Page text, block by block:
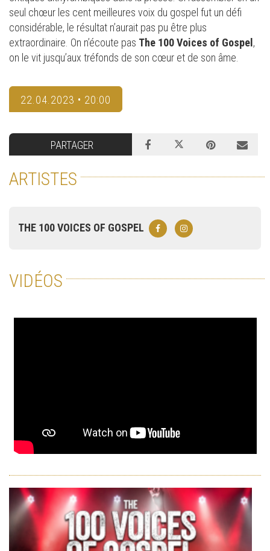
seul chœur les cent meilleures voix du gospel fut un défi
considérable, le résultat n’aurait pas pu être plus
extraordinaire. On n’écoute pas The 100 Voices of Gospel,
on le vit jusqu’aux tréfonds de son cœur et de son âme.
22.04.2023 • 20:00
PARTAGER
ARTISTES
THE 100 VOICES OF GOSPEL
VIDÉOS